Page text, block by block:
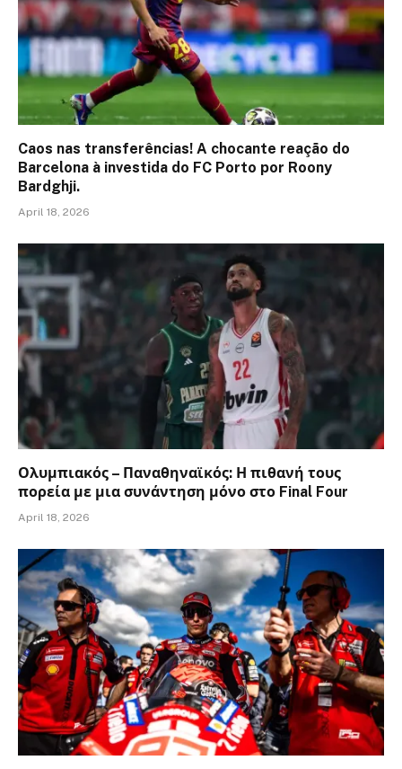
Caos nas transferências! A chocante reação do
Barcelona à investida do FC Porto por Roony
Bardghji.
April 18, 2026
Ολυμπιακός – Παναθηναϊκός: Η πιθανή τους
πορεία με μια συνάντηση μόνο στο Final Four
April 18, 2026